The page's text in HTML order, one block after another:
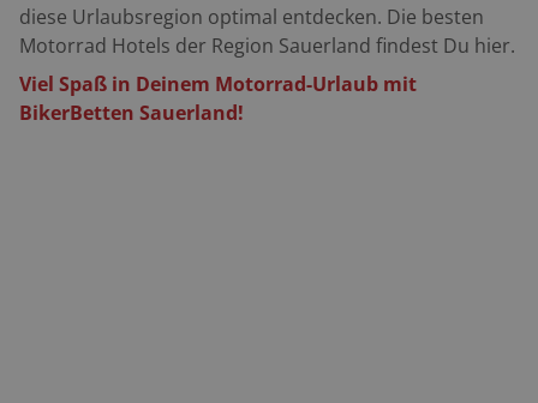
diese Urlaubsregion optimal entdecken. Die besten
Motorrad Hotels der Region Sauerland findest Du hier.
Viel Spaß in Deinem Motorrad-Urlaub mit
BikerBetten Sauerland!